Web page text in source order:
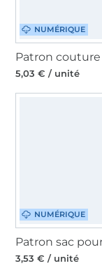
NUMÉRIQUE
5,03 € / unité
NUMÉRIQUE
3,53 € / unité